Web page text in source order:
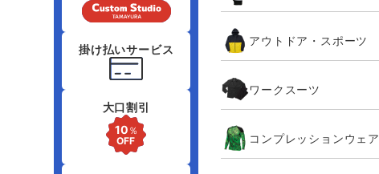
アウトドア・スポーツ
ワークスーツ
コンプレッションウェア
掛け払いサービス
大口割引